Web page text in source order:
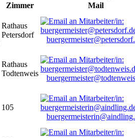
Zimmer Mail
Rathaus
Petersdorf
Rathaus
Todtenweis
105